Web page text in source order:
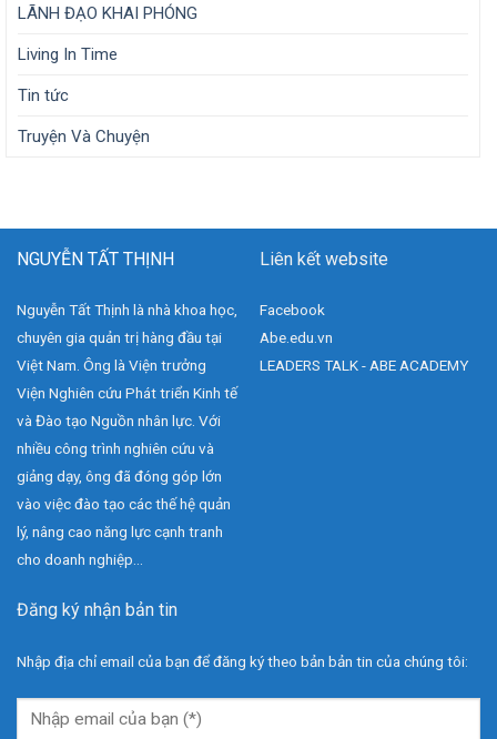
LÃNH ĐẠO KHAI PHÓNG
Living In Time
Tin tức
Truyện Và Chuyện
NGUYỄN TẤT THỊNH
Nguyễn Tất Thịnh là nhà khoa học,
chuyên gia quản trị hàng đầu tại
Việt Nam. Ông là Viện trưởng
Viện Nghiên cứu Phát triển Kinh tế
và Đào tạo Nguồn nhân lực. Với
nhiều công trình nghiên cứu và
giảng dạy, ông đã đóng góp lớn
vào việc đào tạo các thế hệ quản
lý, nâng cao năng lực cạnh tranh
cho doanh nghiệp...
Liên kết website
Facebook
Abe.edu.vn
LEADERS TALK - ABE ACADEMY
Đăng ký nhận bản tin
Nhập địa chỉ email của bạn để đăng ký theo bản bản tin của chúng tôi: